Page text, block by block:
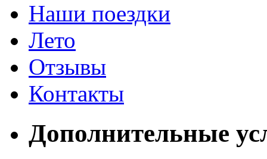
Наши поездки
Лето
Отзывы
Контакты
Дополнительные